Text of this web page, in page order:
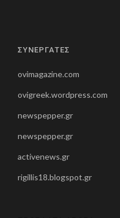
ΣΥΝΕΡΓΑΤΕΣ
ovimagazine.com
ovigreek.wordpress.com
newspepper.gr
newspepper.gr
activenews.gr
rigillis18.blogspot.gr